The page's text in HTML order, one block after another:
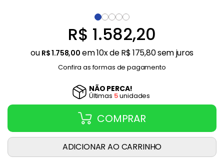
R$ 1.582,20
ou R$1.758,00 em10x deR$ 175,80sem juros
Confira as formas de pagamento
COMPRAR
NÃO PERCA!
Últimas 5unidades
ADICIONAR AO CARRINHO